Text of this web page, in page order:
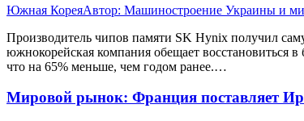
Южная КореяАвтор: Машиностроение Украины и
Производитель чипов памяти SK Hynix получил
южнокорейская компания обещает восстановиться
что на 65% меньше, чем годом ранее.…
Мировой рынок: Франция поставляет